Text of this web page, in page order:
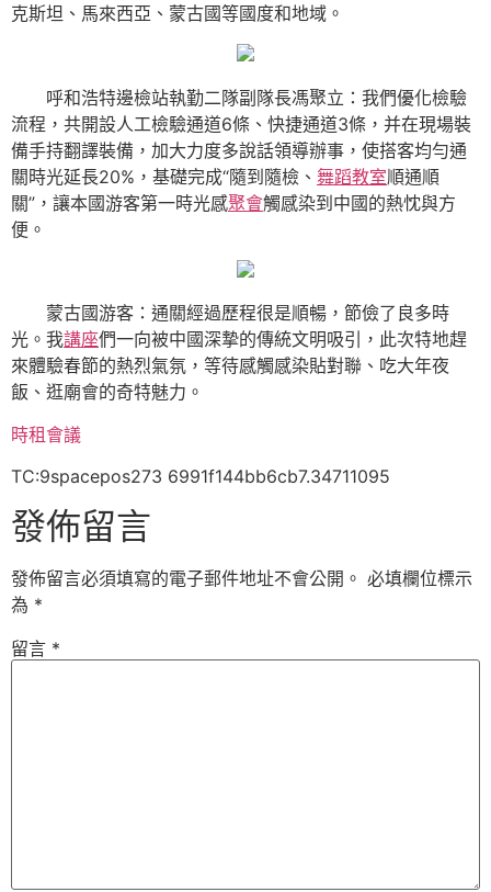
克斯坦、馬來西亞、蒙古國等國度和地域。
呼和浩特邊檢站執勤二隊副隊長馮聚立：我們優化檢驗
流程，共開設人工檢驗通道6條、快捷通道3條，并在現場裝
備手持翻譯裝備，加大力度多說話領導辦事，使搭客均勻通
關時光延長20%，基礎完成“隨到隨檢、 舞蹈教室順通順
關”，讓本國游客第一時光感聚會觸感染到中國的熱忱與方
便。
蒙古國游客：通關經過歷程很是順暢，節儉了良多時
光。我講座們一向被中國深摯的傳統文明吸引，此次特地趕
來體驗春節的熱烈氣氛，等待感觸感染貼對聯、吃大年夜
飯、逛廟會的奇特魅力。
時租會議
TC:9spacepos273 6991f144bb6cb7.34711095
發佈留言
發佈留言必須填寫的電子郵件地址不會公開。 必填欄位標示
為 *
留言 *